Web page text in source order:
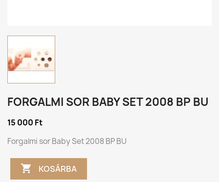
FORGALMI SOR BABY SET 2008 BP BU
15 000 Ft
Forgalmi sor Baby Set 2008 BP BU
 KOSÁRBA